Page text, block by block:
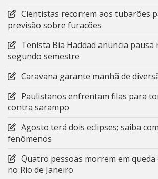
Cientistas recorrem aos tubarões
previsão sobre furacões
Tenista Bia Haddad anuncia pausa
segundo semestre
Caravana garante manhã de
Paulistanos enfrentam filas para
contra sarampo
Agosto terá dois eclipses; saiba
fenômenos
Quatro pessoas morrem em
no Rio de Janeiro